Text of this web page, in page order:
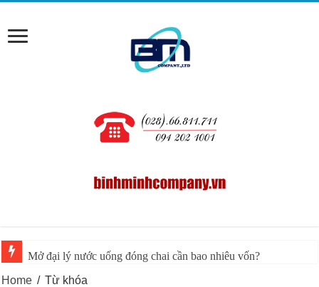
Mở đại lý nước uống đóng chai cần bao nhiêu vốn?
Home / Từ khóa